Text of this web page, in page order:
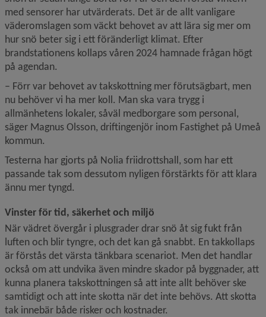
med sensorer har utvärderats. Det är de allt vanligare
väderomslagen som väckt behovet av att lära sig mer om
hur snö beter sig i ett föränderligt klimat. Efter
brandstationens kollaps våren 2024 hamnade frågan högt
på agendan.
– Förr var behovet av takskottning mer förutsägbart, men
nu behöver vi ha mer koll. Man ska vara trygg i
allmänhetens lokaler, såväl medborgare som personal,
säger Magnus Olsson, driftingenjör inom Fastighet på Umeå
kommun.
Testerna har gjorts på Nolia friidrottshall, som har ett
passande tak som dessutom nyligen förstärkts för att klara
ännu mer tyngd.
Vinster för tid, säkerhet och miljö
När vädret övergår i plusgrader drar snö åt sig fukt från
luften och blir tyngre, och det kan gå snabbt. En takkollaps
är förstås det värsta tänkbara scenariot. Men det handlar
också om att undvika även mindre skador på byggnader, att
kunna planera takskottningen så att inte allt behöver ske
samtidigt och att inte skotta när det inte behövs. Att skotta
tak innebär både risker och kostnader.